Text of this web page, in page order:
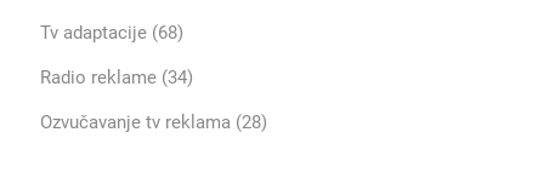
Tv adaptacije (68)
Radio reklame (34)
Ozvučavanje tv reklama (28)